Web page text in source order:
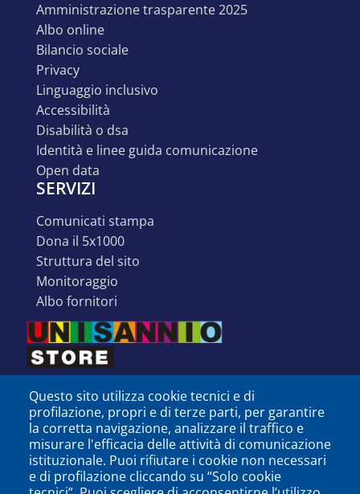
amministrazione trasparente 2025
albo online
bilancio sociale
privacy
linguaggio inclusivo
accessibilità
disabilità o dsa
identità e linee guida comunicazione
open data
SERVIZI
comunicati stampa
dona il 5x1000
struttura del sito
monitoraggio
albo fornitori
Questo sito utilizza cookie tecnici e di
profilazione, propri e di terze parti, per garantire
la corretta navigazione, analizzare il traffico e
misurare l'efficacia delle attività di comunicazione
istituzionale. Puoi rifiutare i cookie non necessari
e di profilazione cliccando su “Solo cookie